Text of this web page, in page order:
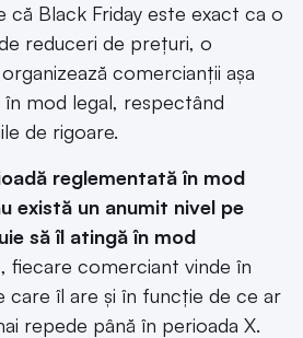
că Black Friday este exact ca o
reduceri de prețuri, o
comercianții așa
mod legal, respectând
de rigoare.
reglementată în mod
există un anumit nivel pe
să îl atingă în mod
fiecare comerciant vinde în
care îl are și în funcție de ce ar
repede până în perioada X.